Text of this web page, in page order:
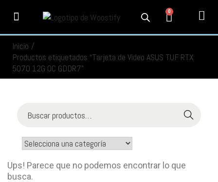
0
Inicio /
Productos etiquetados “Tarjeta de Video ASUS TUF RTX
5070 12G OC GDDR7”
Buscar
Ups! Parece que no podemos encontrar lo que
busca.